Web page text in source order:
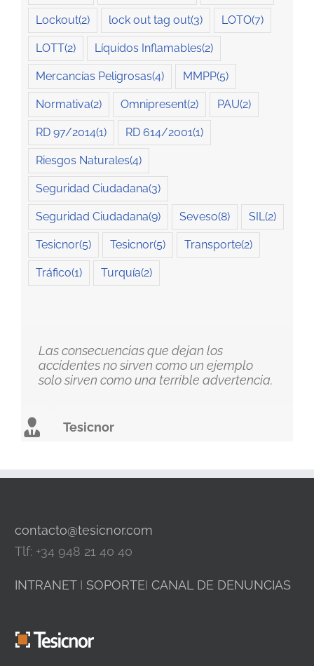
Lockout(2) lock out tag out(3) LOTO(7)
LOTT(2) Líquidos Inflamables(2)
Mercancías Peligrosas(4) MMPP(5)
Normativa(2) Omnipresent(2) PAU(2)
RD 97/2014(1) RD 614/2001(1)
Riesgos Naturales(4)
Seguridad Ciudadana(3)
Seguridad Ciudadana(9) Seveso(8) SIL(2)
Tesicnor(5) Tesicnor(5) Transporte(2)
Tráfico(1) Turquía(2)
Las consecuencias que dejan los
accidentes no sirven como un ejemplo
solo sirven como una terrible advertencia.
Tesicnor
contacto@tesicnor.com
Tlf: +34 948 21 40 40
INTRANETI SOPORTEI CANAL DE DENUNCIAS